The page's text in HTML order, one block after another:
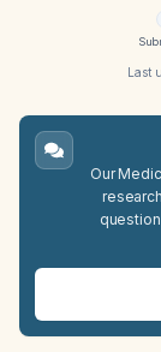
Last
Our